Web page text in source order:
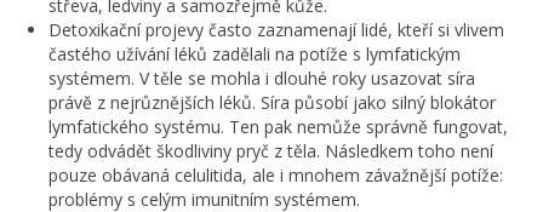
střeva, ledviny a samozřejmě kůže.
Detoxikační projevy často zaznamenají lidé, kteří si vlivem
častého užívání léků zadělali na potíže s lymfatickým
systémem. V těle se mohla i dlouhé roky usazovat síra
právě z nejrůznějších léků. Síra působí jako silný blokátor
lymfatického systému. Ten pak nemůže správně fungovat,
tedy odvádět škodliviny pryč z těla. Následkem toho není
pouze obávaná celulitida, ale i mnohem závažnější potíže:
problémy s celým imunitním systémem.